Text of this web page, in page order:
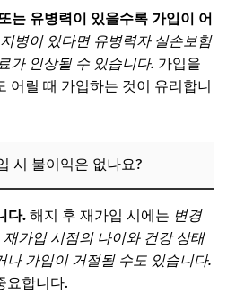
는 유병력이 있을수록 가입이 어
병이 있다면 유병력자 실손보험
가 인상될 수 있습니다. 가입을
어릴 때 가입하는 것이 유리합니
시 불이익은 없나요?
다. 해지 후 재가입 시에는 변경
가입 시점의 나이와 건강 상태
나 가입이 거절될 수도 있습니다.
요합니다.